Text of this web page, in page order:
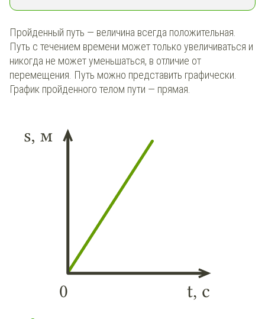
Пройденный путь — величина всегда положительная.
Путь с течением времени может только увеличиваться и
никогда не может уменьшаться, в отличие от
перемещения. Путь можно представить графически.
График пройденного телом пути — прямая.